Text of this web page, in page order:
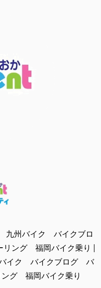
州バイク バイクブロ
ング 福岡バイク乗り |
イク バイクブログ バ
グ 福岡バイク乗り